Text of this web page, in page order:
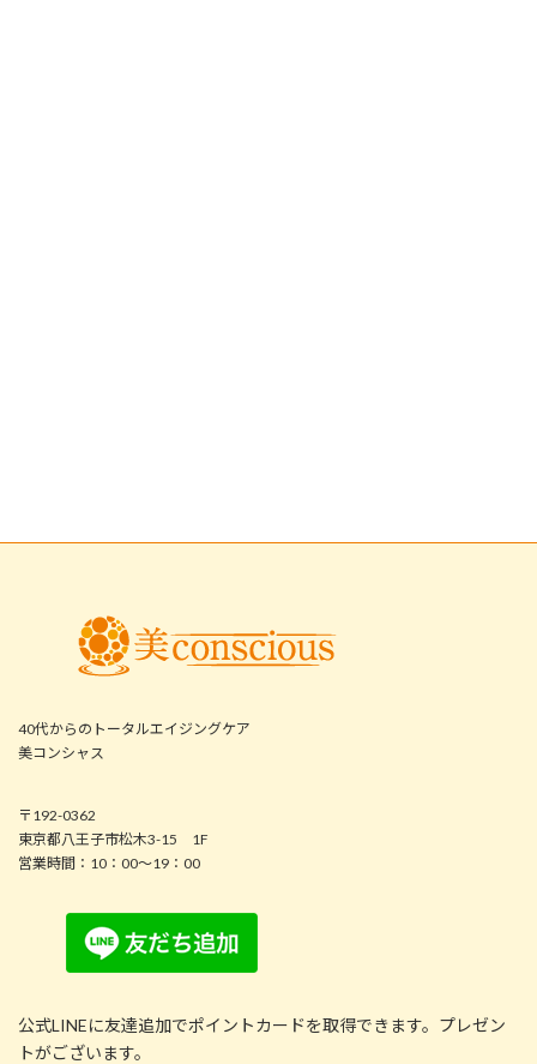
40代からのトータルエイジングケア
美コンシャス
〒192-0362
東京都八王子市松木3-15 1F
営業時間：10：00～19：00
公式LINEに友達追加でポイントカードを取得できます。プレゼン
トがございます。